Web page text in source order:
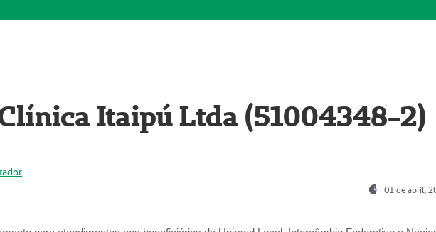
Itaipú Ltda (51004348-2)
01 de abril,